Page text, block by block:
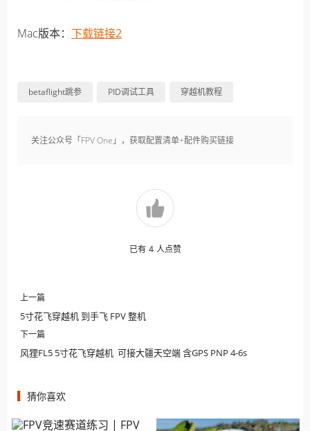
Mac版本： 下载链接2
betaflight跳参 PID调试工具 穿越机教程
关注公众号「FPV One」，获取配置清单+配件购买链接
已有 4 人点赞
上一篇
5寸花飞穿越机 到手飞 FPV 整机
下一篇
风狸FL5 5寸花飞穿越机 可接大疆天空端 含GPS PNP 4-6s
猜你喜欢